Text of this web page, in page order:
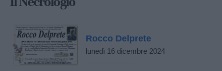
Rocco Delprete
lunedì 16 dicembre 2024